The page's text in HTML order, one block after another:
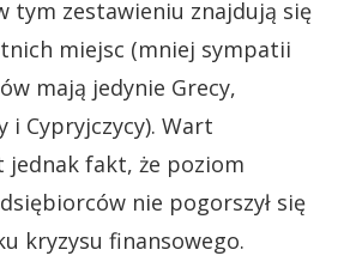
tym zestawieniu znajdują się
miejsc (mniej sympatii
mają jedynie Grecy,
i Cypryjczycy). Wart
jednak fakt, że poziom
nie pogorszył się
kryzysu finansowego.